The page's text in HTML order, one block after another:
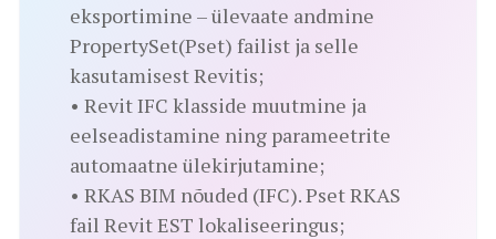
eksportimine – ülevaate andmine
PropertySet(Pset) failist ja selle
kasutamisest Revitis;
• Revit IFC klasside muutmine ja
eelseadistamine ning parameetrite
automaatne ülekirjutamine;
• RKAS BIM nõuded (IFC). Pset RKAS
fail Revit EST lokaliseeringus;